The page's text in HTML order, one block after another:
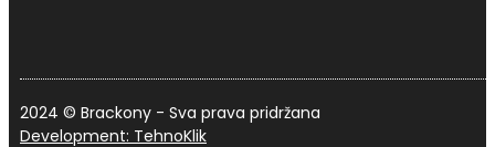
2024 © Brackony - Sva prava pridržana
Development: TehnoKlik